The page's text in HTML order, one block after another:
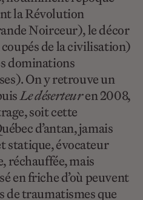
la Révolution
Noirceur), le décor
de la civilisation)
dominations
On y retrouve un
Le déserteuren 2008,
soit cette
d’antan, jamais
statique, évocateur
réchauffée, mais
en friche d’où peuvent
de traumatismes que